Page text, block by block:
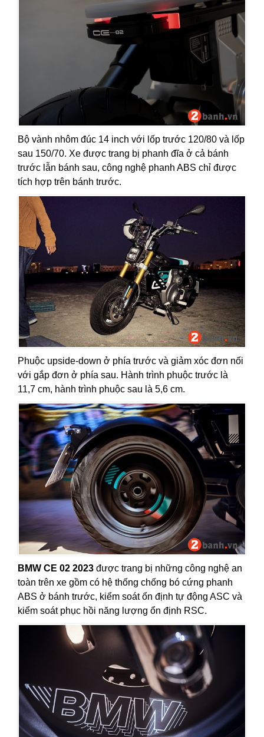
Bộ vành nhôm đúc 14 inch với lốp trước 120/80 và lốp
sau 150/70. Xe được trang bị phanh đĩa ở cả bánh
trước lẫn bánh sau, công nghệ phanh ABS chỉ được
tích hợp trên bánh trước.
Phuộc upside-down ở phía trước và giảm xóc đơn nối
với gắp đơn ở phía sau. Hành trình phuộc trước là
11,7 cm, hành trình phuộc sau là 5,6 cm.
BMW CE 02 2023 được trang bị những công nghệ an
toàn trên xe gồm có hệ thống chống bó cứng phanh
ABS ở bánh trước, kiểm soát ổn định tự động ASC và
kiểm soát phục hồi năng lượng ổn định RSC.